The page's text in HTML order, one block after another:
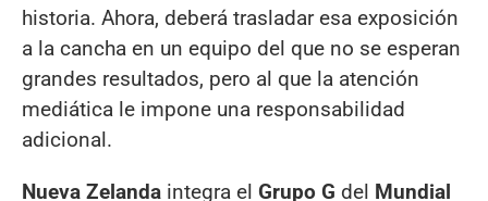
historia. Ahora, deberá trasladar esa exposición
a la cancha en un equipo del que no se esperan
grandes resultados, pero al que la atención
mediática le impone una responsabilidad
adicional.
Nueva Zelanda integra el Grupo G del Mundial